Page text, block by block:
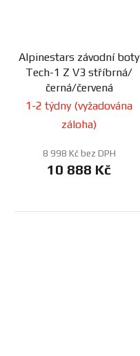
Alpinestars závodní boty
Tech-1 Z V3 stříbrná/
černá/červená
1-2 týdny (vyžadována
záloha)
8 998 Kč bez DPH
10 888 Kč